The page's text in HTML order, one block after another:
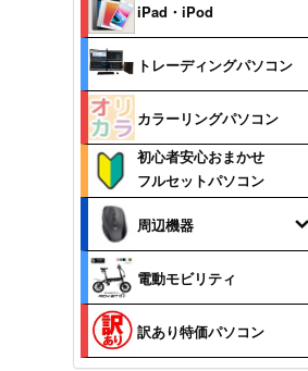
iPad・iPod
トレーディングパソコン
カラーリングパソコン
初心者安心おまかせ
フルセットパソコン
周辺機器
電動モビリティ
訳あり特価パソコン